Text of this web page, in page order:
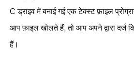
C ड्राइव में बनाई गई एक टेक्स्ट फ़ाइल
आप फ़ाइल खोलते हैं, तो आप अपने द्वारा दर्ज
हैं।